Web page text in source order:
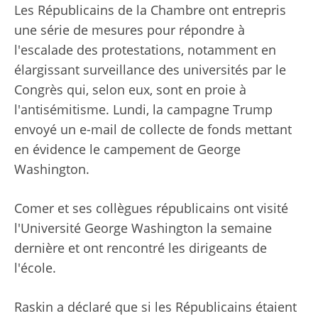
Les Républicains de la Chambre ont entrepris
une série de mesures pour répondre à
l'escalade des protestations, notamment en
élargissant surveillance des universités par le
Congrès qui, selon eux, sont en proie à
l'antisémitisme. Lundi, la campagne Trump
envoyé un e-mail de collecte de fonds mettant
en évidence le campement de George
Washington.
Comer et ses collègues républicains ont visité
l'Université George Washington la semaine
dernière et ont rencontré les dirigeants de
l'école.
Raskin a déclaré que si les Républicains étaient